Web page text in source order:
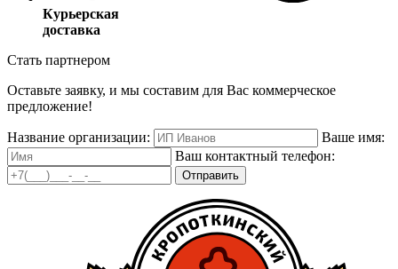
Курьерская
доставка
Стать партнером
Оставьте заявку, и мы составим для Вас коммерческое
предложение!
Название организации:
Ваше имя:
Ваш контактный телефон:
Отправить